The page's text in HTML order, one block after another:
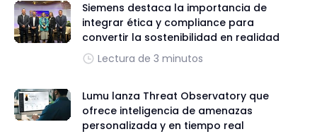
Siemens destaca la importancia de
integrar ética y compliance para
convertir la sostenibilidad en realidad
Lectura de 3 minutos
Lumu lanza Threat Observatory que
ofrece inteligencia de amenazas
personalizada y en tiempo real